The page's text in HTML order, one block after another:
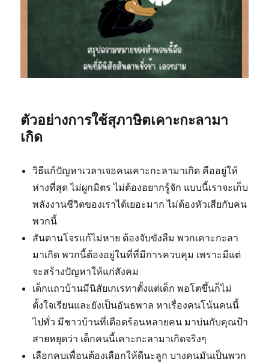
ตัวอย่างการใช้สุภาษิตเคาะกะลามา
เกิด
วิธีแก้ปัญหาเวลาเจอคนเคาะกะลามาเกิด คืออยู่ให้
ห่างที่สุด ไม่ผูกมิตร ไม่ต้องอยากรู้จัก แบบนี้เราจะเก็บ
พลังงานชีวิตของเราได้เยอะมาก ไม่ต้องหัวเสียกับคน
พวกนี้
สันดานโจรแก้ไม่หาย ต้องจับขังลืม พวกเคาะกะลา
มาเกิด พวกนี้ต้องอยู่ในที่ที่มีการควบคุม เพราะมีแต่
จะสร้างปัญหาให้แก่สังคม
เด็กแถวบ้านมีนิสัยเกเรทาตั้งแต่เด็ก พอโตขึ้นก็ไม่
ตั้งใจเรียนและยังเป็นอันธพาล หาเรื่องคนโน้นคนนี้
ไปทั่ว มีชาวบ้านที่เดือดร้อนหลายคน มาบ่นกับคุณป้า
สายหยุดว่า เด็กคนนี้เคาะกะลามาเกิดจริงๆ
เลือกคบเพื่อนต้องเลือกให้ดีนะลูก บางคนมันเป็นพวก